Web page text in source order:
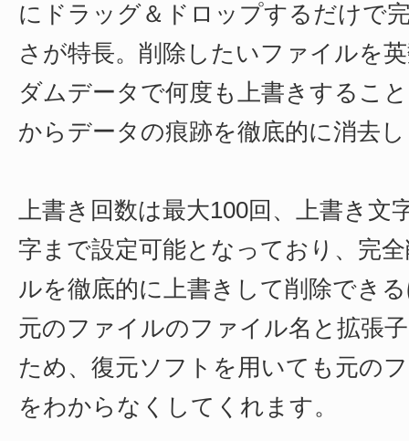
にドラッグ＆ドロップするだけで
さが特長。削除したいファイルを
ダムデータで何度も上書きするこ
からデータの痕跡を徹底的に消去
上書き回数は最大100回、上書き文
字まで設定可能となっており、完
ルを徹底的に上書きして削除でき
元のファイルのファイル名と拡張
ため、復元ソフトを用いても元の
をわからなくしてくれます。